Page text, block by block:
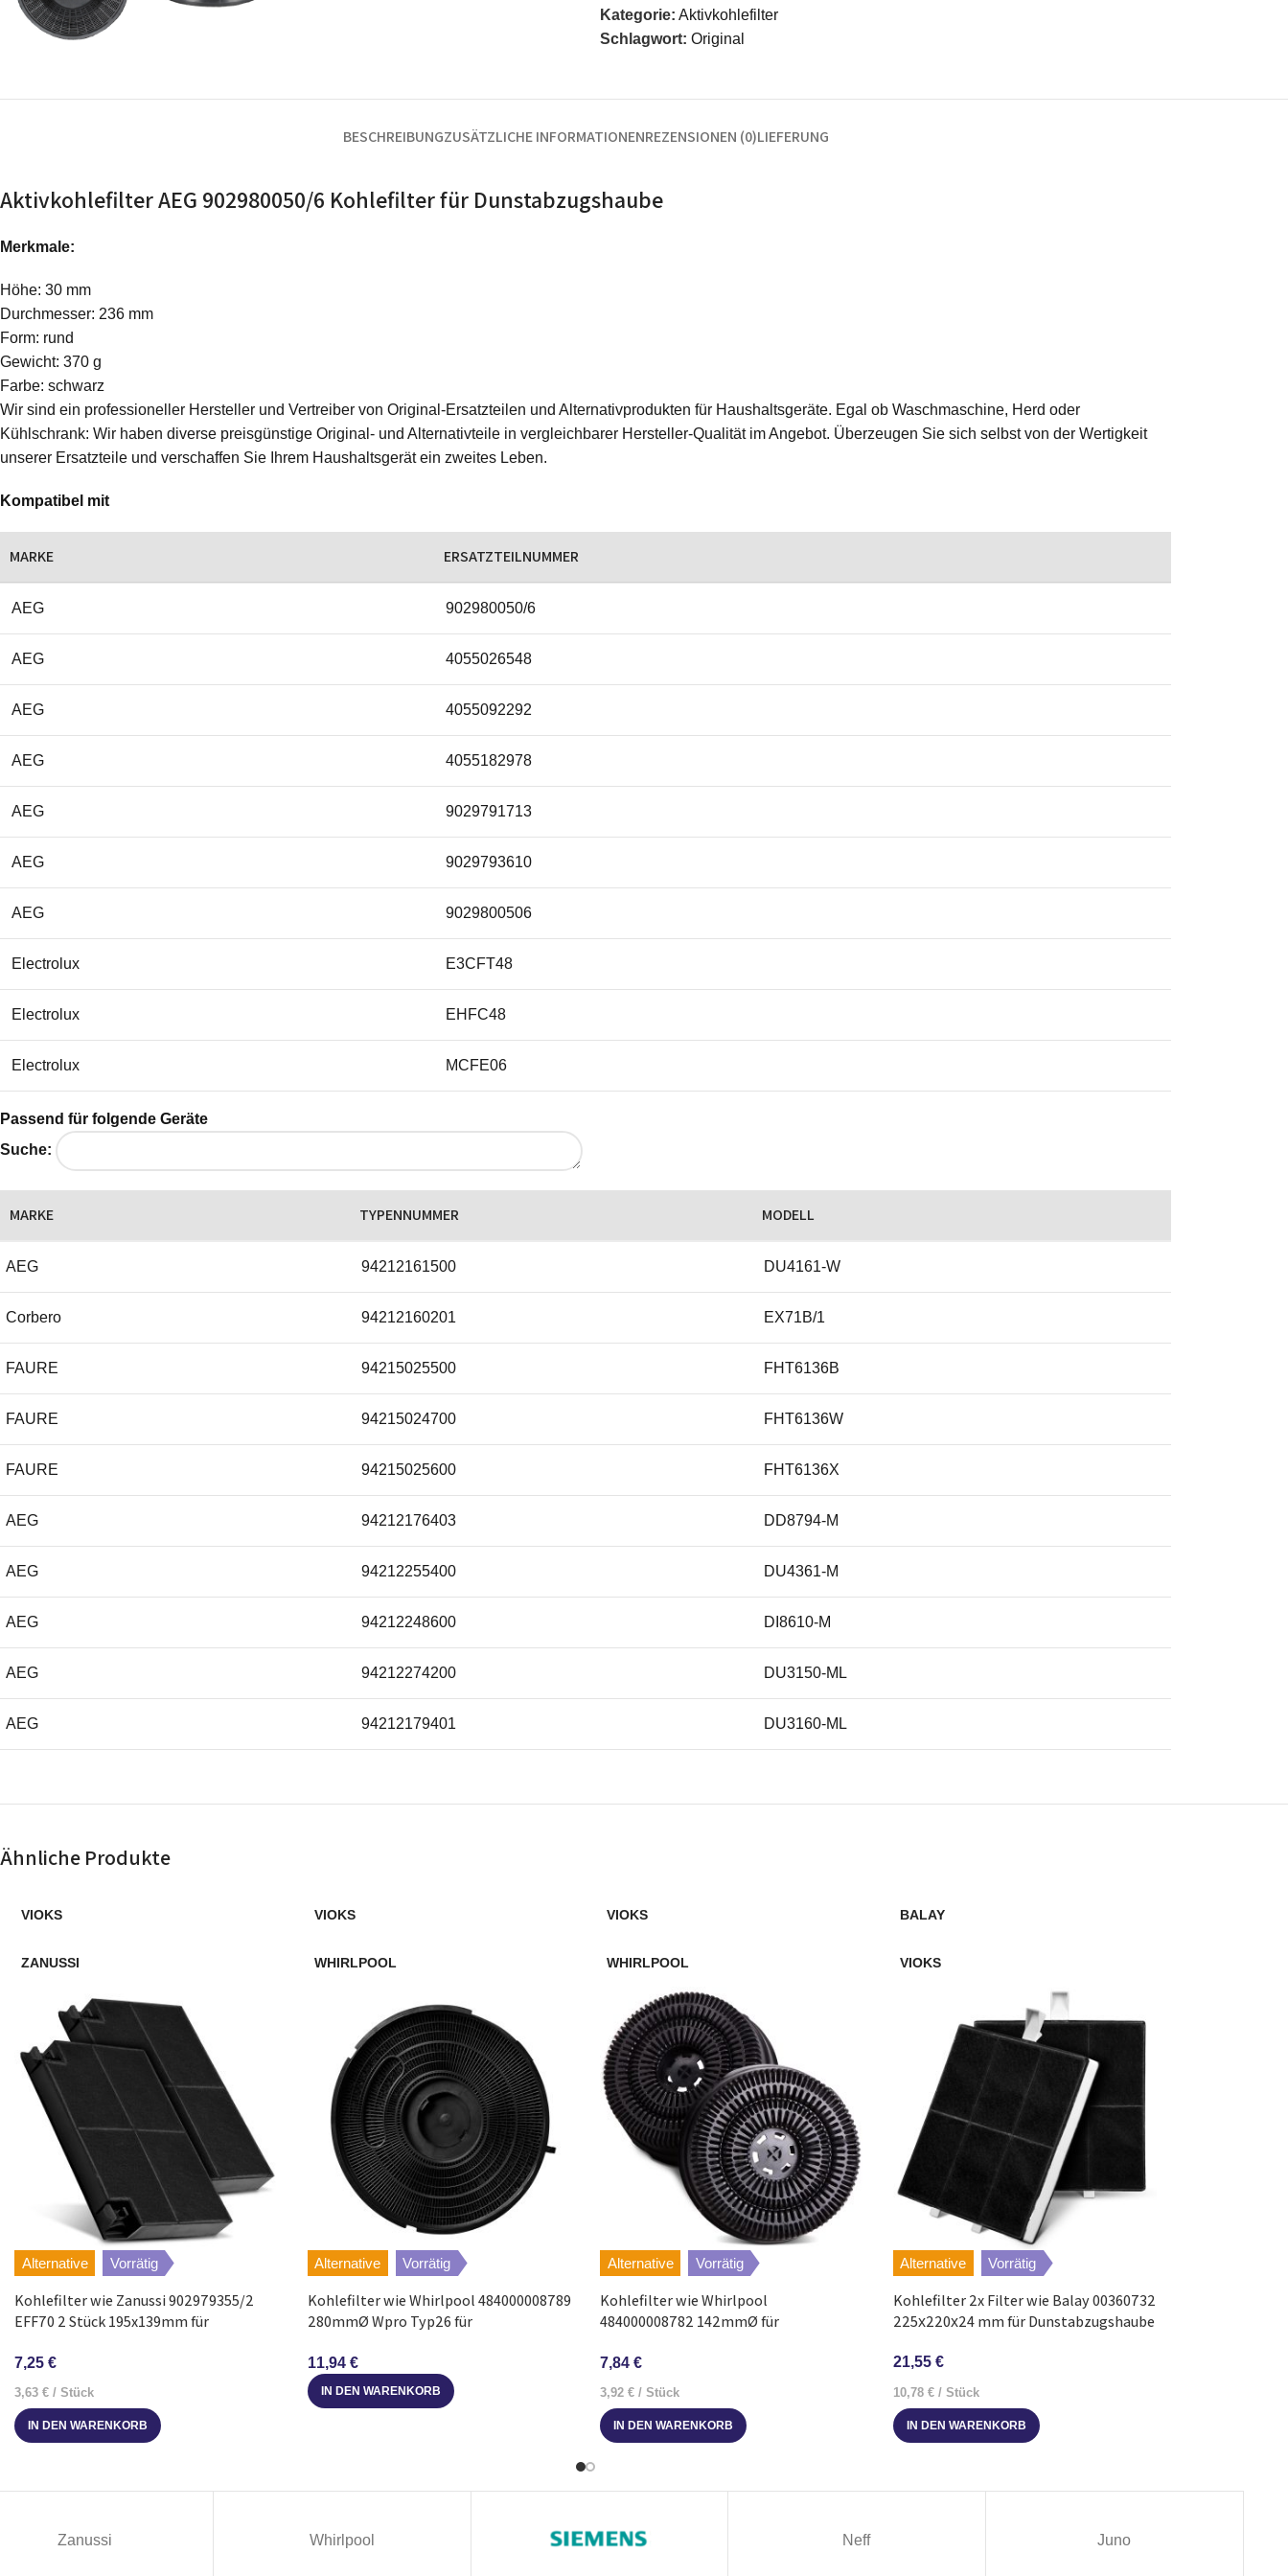
Kategorie: Aktivkohlefilter
Schlagwort: Original
BESCHREIBUNGZUSÄTZLICHE INFORMATIONENREZENSIONEN (0)LIEFERUNG
Aktivkohlefilter AEG 902980050/6 Kohlefilter für Dunstabzugshaube
Merkmale:
Höhe: 30 mm
Durchmesser: 236 mm
Form: rund
Gewicht: 370 g
Farbe: schwarz
Wir sind ein professioneller Hersteller und Vertreiber von Original-Ersatzteilen und Alternativprodukten für Haushaltsgeräte. Egal ob Waschmaschine, Herd oder
Kühlschrank: Wir haben diverse preisgünstige Original- und Alternativteile in vergleichbarer Hersteller-Qualität im Angebot. Überzeugen Sie sich selbst von der Wertigkeit
unserer Ersatzteile und verschaffen Sie Ihrem Haushaltsgerät ein zweites Leben.
Kompatibel mit
MARKE ERSATZTEILNUMMER
AEG 902980050/6
AEG 4055026548
AEG 4055092292
AEG 4055182978
AEG 9029791713
AEG 9029793610
AEG 9029800506
Electrolux E3CFT48
Electrolux EHFC48
Electrolux MCFE06
Elica
Model48
Elica Modell48
Elica Typ48
Elica Type48
Gorenje 264308
IKEA 101.745.56
IKEA 10174556
IKEA Nyttig FIL 900
IKEA Nyttig FIL900
IKEA NyttigFIL900
Passend für folgende Geräte
Suche:
MARKE TYPENNUMMER MODELL
AEG 94212161500 DU4161-W
Corbero 94212160201 EX71B/1
FAURE 94215025500 FHT6136B
FAURE 94215024700 FHT6136W
FAURE 94215025600 FHT6136X
AEG 94212176403 DD8794-M
AEG 94212255400 DU4361-M
AEG 94212248600 DI8610-M
AEG 94212274200 DU3150-ML
AEG 94212179401 DU3160-ML
94212255100
AEG 94212274401 DU4161-M
94212255200 DU4161-W
94212274501 DU4161-W
94212255600 DU4361-D
94212274700
AEG 94212161701
AEG
94212162001
Ähnliche Produkte
VIOKS
ZANUSSI
Alternative Vorrätig
Kohlefilter wie Zanussi 902979355/2
EFF70 2 Stück 195x139mm für
7,25 €
3,63 € / Stück
IN DEN WARENKORB
VIOKS
WHIRLPOOL
Alternative Vorrätig
Kohlefilter wie Whirlpool 484000008789
280mmØ Wpro Typ26 für
11,94 €
IN DEN WARENKORB
VIOKS
WHIRLPOOL
Alternative Vorrätig
Kohlefilter wie Whirlpool
484000008782 142mmØ für
7,84 €
3,92 € / Stück
IN DEN WARENKORB
BALAY
VIOKS
Alternative Vorrätig
Kohlefilter 2x Filter wie Balay 00360732
225х220х24 mm für Dunstabzugshaube
21,55 €
10,78 €/ Stück
IN DEN WARENKORB
Zanussi Whirlpool Neff Juno